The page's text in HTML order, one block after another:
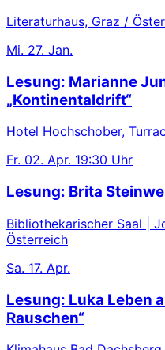
Literaturhaus, Graz /
Mi. 27. Jan.
Lesung: Marianne
„Kontinentaldrift“
Hotel Hochschober,
Fr. 02. Apr. 19:30 Uhr
Lesung: Brita
Bibliothekarischer Saal |
Österreich
Sa. 17. Apr.
Lesung: Luka Leben
Rauschen“